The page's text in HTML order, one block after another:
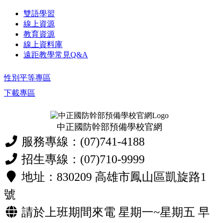
雙語學習
線上資源
教育資源
線上資料庫
遠距教學常見Q&A
性別平等專區
下載專區
中正國防幹部預備學校官網
服務專線：(07)741-4188
招生專線：(07)710-9999
地址：830209 高雄市鳳山區凱旋路1
號
請於上班期間來電 星期一~星期五 早